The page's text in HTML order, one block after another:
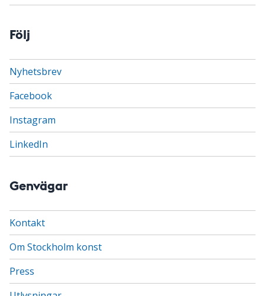
Följ
Nyhetsbrev
Facebook
Instagram
LinkedIn
Genvägar
Kontakt
Om Stockholm konst
Press